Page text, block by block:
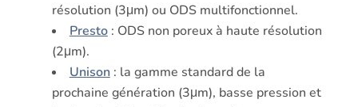
résolution (3μm) ou ODS multifonctionnel.
Presto: ODS non poreux à haute résolution
(2μm).
Unison : la gamme standard de la
prochaine génération (3μm), basse pression et